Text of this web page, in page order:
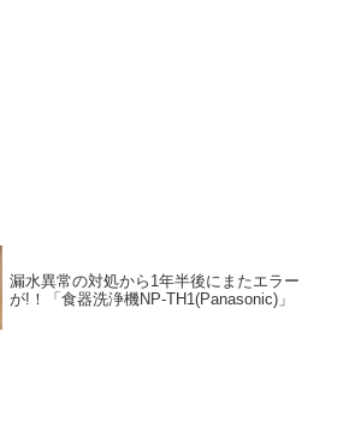
漏水異常の対処から1年半後にまたエラー
が!！「食器洗浄機NP-TH1(Panasonic)」